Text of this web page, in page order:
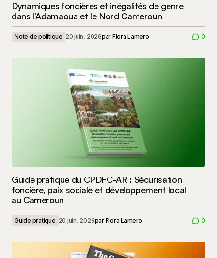
Dynamiques foncières et inégalités de genre
dans l’Adamaoua et le Nord Cameroun
Note de politique 20 juin, 2026par Flora Lamero 0
Guide pratique du CPDFC-AR : Sécurisation
foncière, paix sociale et développement local
au Cameroun
Guide pratique 20 juin, 2026par Flora Lamero 0